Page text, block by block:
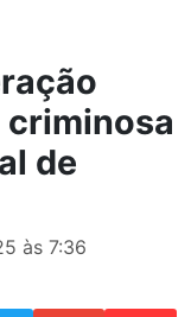
de
às 7:36